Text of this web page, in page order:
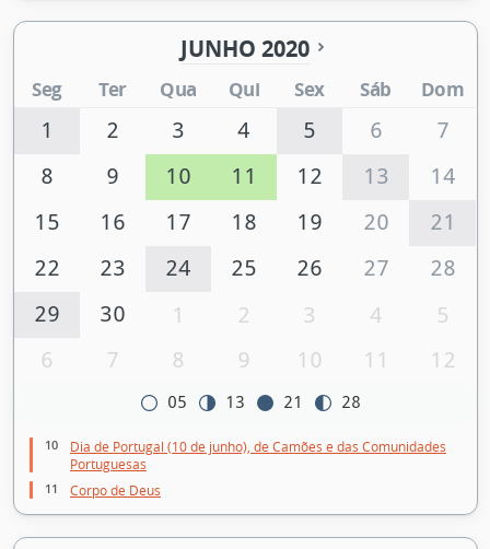
JUNHO 2020
Seg Ter Qua Qui Sex Sáb Dom
1 2 3 4 5 6
7
8
9 10 11 12 13
14
15
16 17 18 19 20
21
22
23 24 25 26 27
28
29
30 1 2 3 4
5
6
7 8 9 10 11 12
05 13 21 28
10
Dia de Portugal (10 de junho), de Camões e das Comunidades
Portuguesas
11 Corpo de Deus